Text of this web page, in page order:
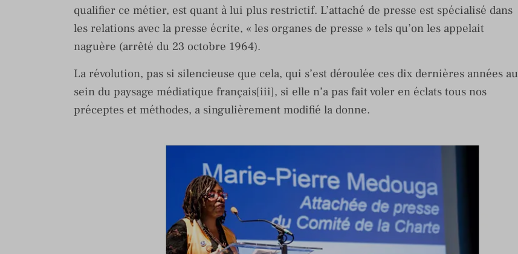
qualifier ce métier, est quant à lui plus restrictif. L’attaché de presse est spécialisé dans
les relations avec la presse écrite, « les organes de presse » tels qu’on les appelait
naguère (arrêté du 23 octobre 1964).
La révolution, pas si silencieuse que cela, qui s’est déroulée ces dix dernières années au
sein du paysage médiatique français[iii], si elle n’a pas fait voler en éclats tous nos
préceptes et méthodes, a singulièrement modifié la donne.